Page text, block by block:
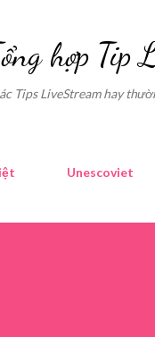
hợp Tip
Tips LiveStream hay
Unescoviet